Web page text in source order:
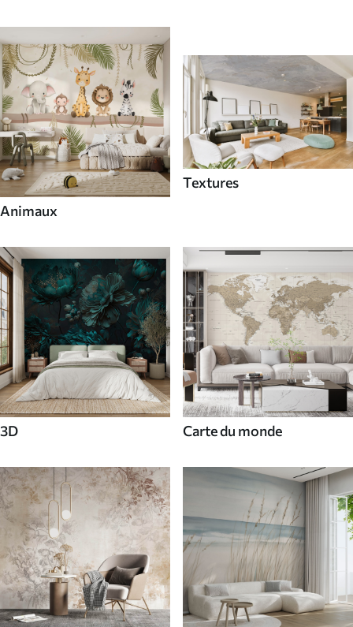
Animaux
Textures
3D Carte du monde